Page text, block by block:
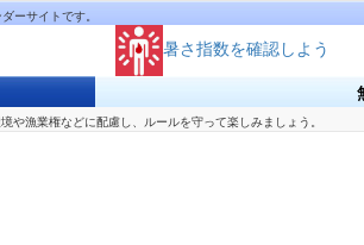
ーサイトです。
暑さ指数を確認しよう
や漁業権などに配慮し、ルールを守って楽しみましょう。